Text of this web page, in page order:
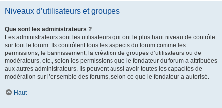
Niveaux d’utilisateurs et groupes
Que sont les administrateurs ?
Les administrateurs sont les utilisateurs qui ont le plus haut niveau de contrôle
sur tout le forum. Ils contrôlent tous les aspects du forum comme les
permissions, le bannissement, la création de groupes d’utilisateurs ou de
modérateurs, etc., selon les permissions que le fondateur du forum a attribuées
aux autres administrateurs. Ils peuvent aussi avoir toutes les capacités de
modération sur l’ensemble des forums, selon ce que le fondateur a autorisé.
Haut